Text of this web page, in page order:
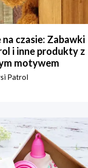
na czasie: Zabawki
i inne produkty z
motywem
Patrol